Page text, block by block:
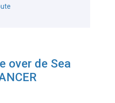
over de Sea